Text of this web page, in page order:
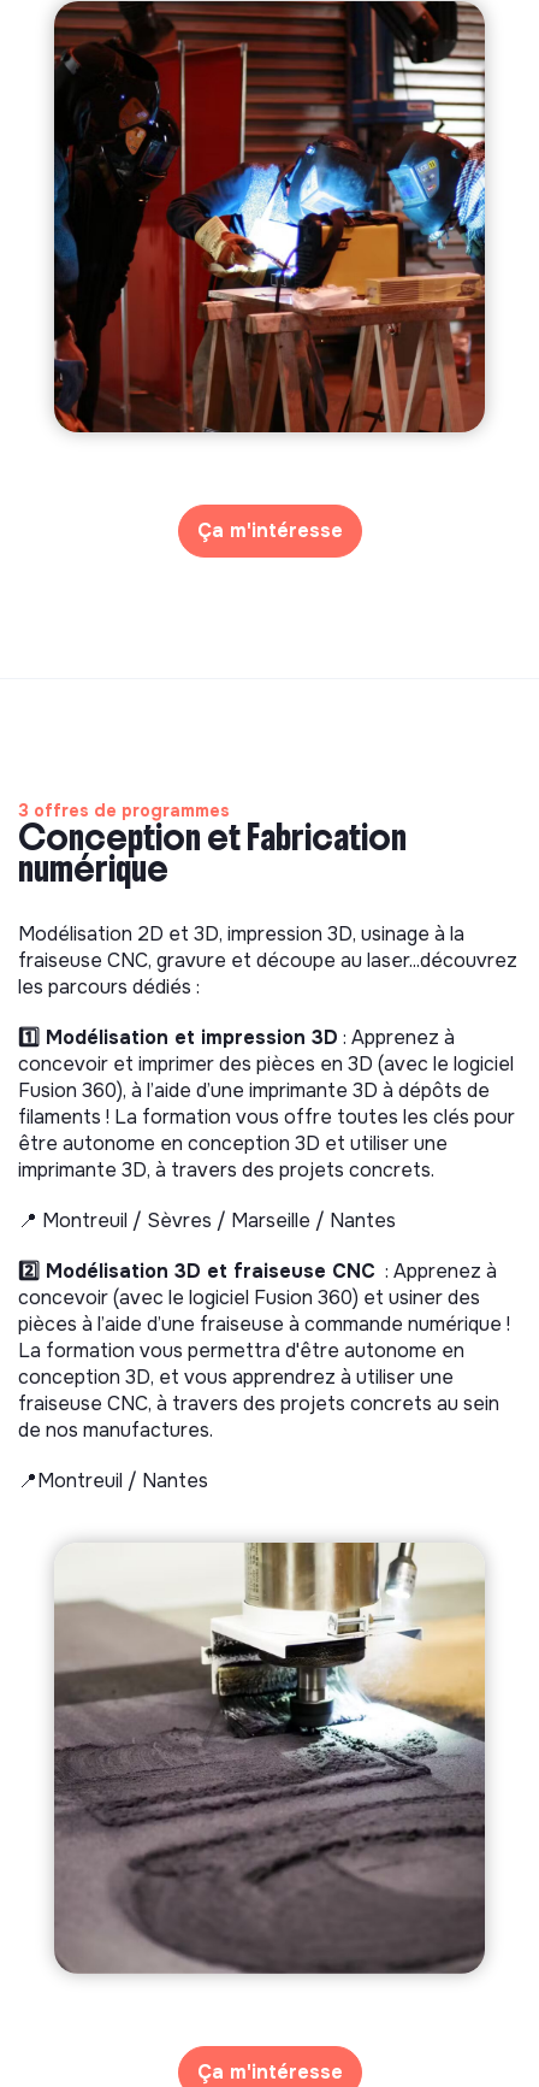
Ça m'intéresse
3 offres de programmes
Conception et Fabrication
numérique
Modélisation 2D et 3D, impression 3D, usinage à la
fraiseuse CNC, gravure et découpe au laser...découvrez
les parcours dédiés :
1️⃣ Modélisation et impression 3D : Apprenez à
concevoir et imprimer des pièces en 3D (avec le logiciel
Fusion 360), à l’aide d’une imprimante 3D à dépôts de
filaments ! La formation vous offre toutes les clés pour
être autonome en conception 3D et utiliser une
imprimante 3D, à travers des projets concrets.
📍 Montreuil / Sèvres / Marseille / Nantes
2️⃣ Modélisation 3D et fraiseuse CNC : Apprenez à
concevoir (avec le logiciel Fusion 360) et usiner des
pièces à l’aide d’une fraiseuse à commande numérique !
La formation vous permettra d'être autonome en
conception 3D, et vous apprendrez à utiliser une
fraiseuse CNC, à travers des projets concrets au sein
de nos manufactures.
📍Montreuil / Nantes
Ça m'intéresse